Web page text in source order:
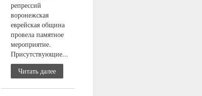
репрессий
воронежская
еврейская община
провела памятное
мероприятие.
Присутствующие...
Читать далее